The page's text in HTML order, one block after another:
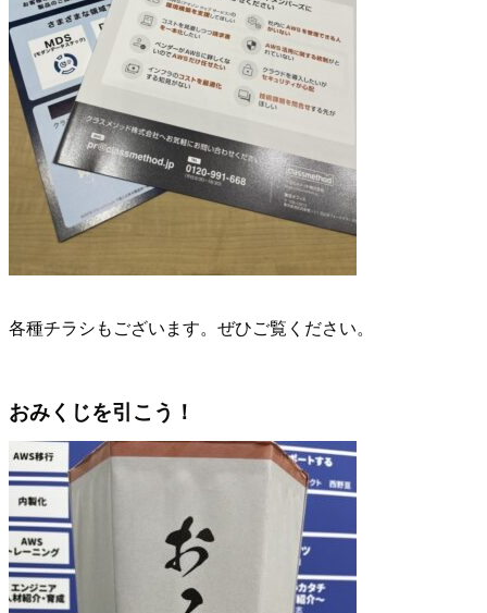
各種チラシもございます。ぜひご覧ください。
おみくじを引こう！